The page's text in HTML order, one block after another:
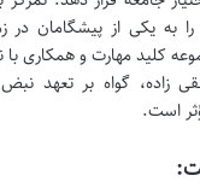
را به یکی از پیشگامان
کلید مهارت و همکاری
زاده، گواه بر تعهد
است.